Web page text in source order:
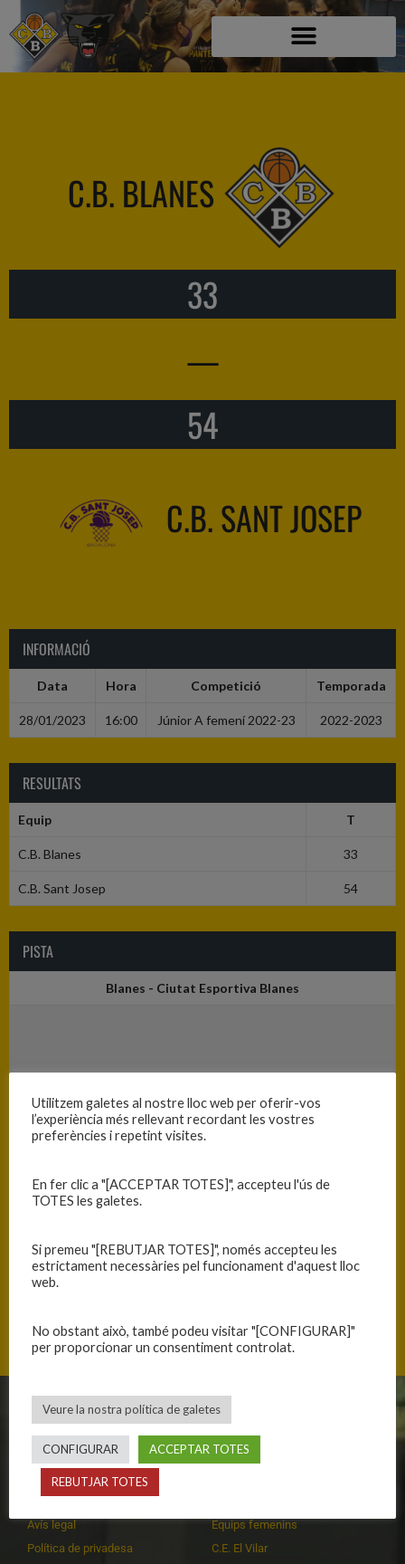
C.B. BLANES
33
—
54
C.B. SANT JOSEP
INFORMACIÓ
Data Hora Competició Temporada
28/01/2023 16:00 Júnior A femení 2022-23 2022-2023
RESULTATS
Equip T
C.B. Blanes 33
C.B. Sant Josep 54
PISTA
Blanes - Ciutat Esportiva Blanes
CLUB
Història
Organització
Avís legal
Política de privadesa
EQUIPS
Primer equip masculí
Equips femenins
C.E. El Vilar
Utilitzem galetes al nostre lloc web per oferir-vos
l’experiència més rellevant recordant les vostres
preferències i repetint visites.
En fer clic a "[ACCEPTAR TOTES]", accepteu l'ús de
TOTES les galetes.
Si premeu "[REBUTJAR TOTES]", només accepteu les
estrictament necessàries pel funcionament d'aquest lloc
web.
No obstant això, també podeu visitar "[CONFIGURAR]"
per proporcionar un consentiment controlat.
Veure la nostra política de galetes
CONFIGURAR ACCEPTAR TOTES
REBUTJAR TOTES